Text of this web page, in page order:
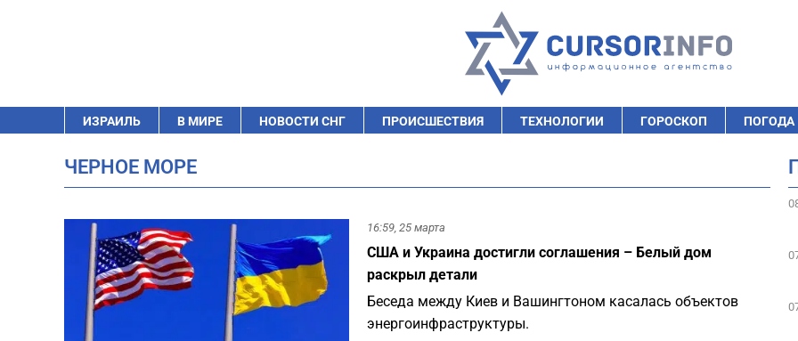
ИЗРАИЛЬ В МИРЕ НОВОСТИ СНГ ПРОИСШЕСТВИЯ ТЕХНОЛОГИИ ГОРОСКОП ПОГОДА
ЧЕРНОЕ МОРЕ
16:59, 25 марта
США и Украина достигли соглашения – Белый дом
раскрыл детали
Беседа между Киев и Вашингтоном касалась объектов
энергоинфраструктуры.